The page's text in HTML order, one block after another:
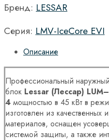
Бренд: LESSAR
Серия: LMV-IceCore EVI
Описание
Профессиональный наружный
блок Lessar (Лессар) LUM–
4 мощностью в 45 кВт в
изготовлен из качественных
материалов, оснащен
системой защиты, а также